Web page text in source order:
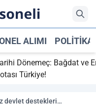
ALIMI POLITIKA
Dönemeç: Bağdat ve Erbil
Türkiye!
devlet destekleri